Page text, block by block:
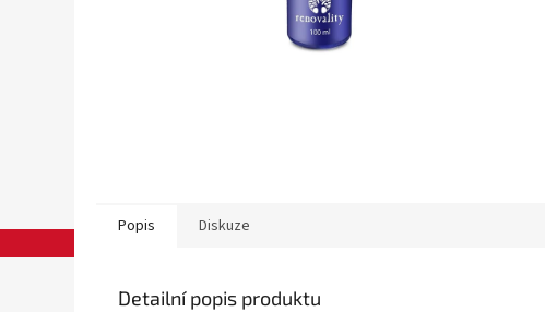
Popis Diskuze
Detailní popis produktu